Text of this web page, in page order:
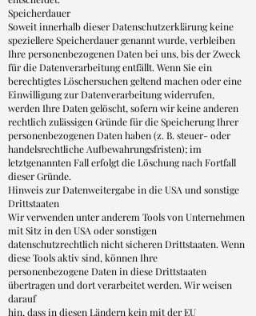
Speicherdauer
Soweit innerhalb dieser Datenschutzerklärung keine
speziellere Speicherdauer genannt wurde, verbleiben
Ihre personenbezogenen Daten bei uns, bis der Zweck
für die Datenverarbeitung entfällt. Wenn Sie ein
berechtigtes Löschersuchen geltend machen oder eine
Einwilligung zur Datenverarbeitung widerrufen,
werden Ihre Daten gelöscht, sofern wir keine anderen
rechtlich zulässigen Gründe für die Speicherung Ihrer
personenbezogenen Daten haben (z. B. steuer- oder
handelsrechtliche Aufbewahrungsfristen); im
letztgenannten Fall erfolgt die Löschung nach Fortfall
dieser Gründe.
Hinweis zur Datenweitergabe in die USA und sonstige
Drittstaaten
Wir verwenden unter anderem Tools von Unternehmen
mit Sitz in den USA oder sonstigen
datenschutzrechtlich nicht sicheren Drittstaaten. Wenn
diese Tools aktiv sind, können Ihre
personenbezogene Daten in diese Drittstaaten
übertragen und dort verarbeitet werden. Wir weisen
darauf
hin, dass in diesen Ländern kein mit der EU